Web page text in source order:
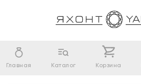
Главная Каталог Корзина